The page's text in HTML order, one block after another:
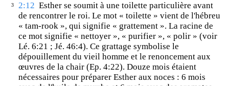
3 2:12 Esther se soumit à une toilette particulière avant
de rencontrer le roi. Le mot « toilette » vient de l'hébreu
« tam-rook », qui signifie « grattement ». La racine de
ce mot signifie « nettoyer », « purifier », « polir » (voir
Lé. 6:21 ; Jé. 46:4). Ce grattage symbolise le
dépouillement du vieil homme et le renoncement aux
œuvres de la chair (Ep. 4:22). Douze mois étaient
nécessaires pour préparer Esther aux noces : 6 mois